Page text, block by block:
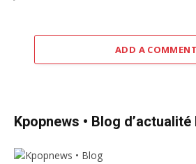
ADD A COMMENT
Kpopnews • Blog d’actualité